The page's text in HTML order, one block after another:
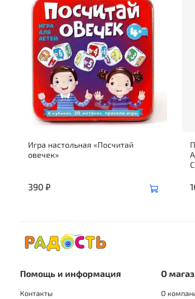
Игра настольная «Посчитай
овечек»
390 ₽
Помощь и информация
Контакты
О
О